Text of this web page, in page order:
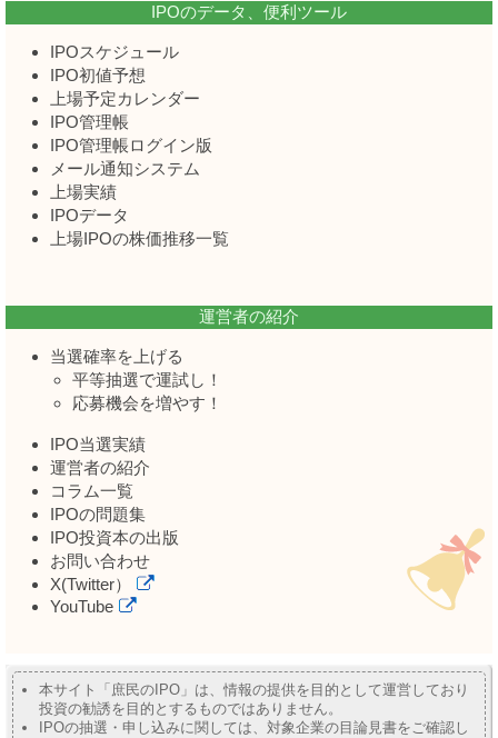
IPOのデータ、便利ツール
IPOスケジュール
IPO初値予想
上場予定カレンダー
IPO管理帳
IPO管理帳ログイン版
メール通知システム
上場実績
IPOデータ
上場IPOの株価推移一覧
運営者の紹介
当選確率を上げる
平等抽選で運試し！
応募機会を増やす！
IPO当選実績
運営者の紹介
コラム一覧
IPOの問題集
IPO投資本の出版
お問い合わせ
X(Twitter）
YouTube
本サイト「庶民のIPO」は、情報の提供を目的として運営しており
投資の勧誘を目的とするものではありません。
IPOの抽選・申し込みに関しては、対象企業の目論見書をご確認し